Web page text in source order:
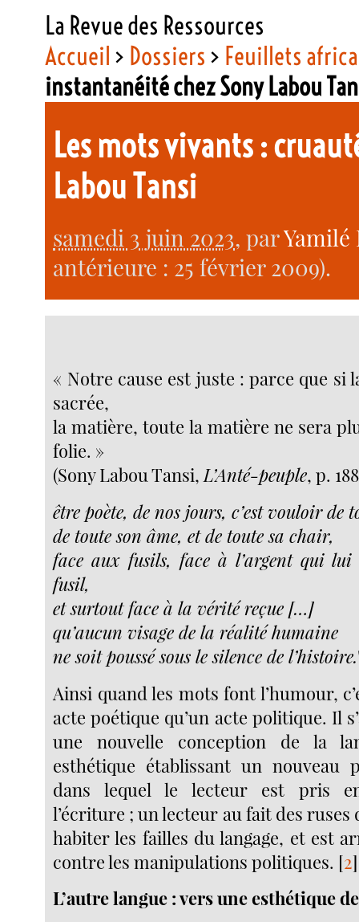
La Revue des Ressources
Accueil > Dossiers > Feuillets
instantanéité chez Sony Labou
Les mots vivants :
Labou Tansi
samedi 3 juin 2023, par
antérieure : 25 février 2009).
« Notre cause est juste : parce que si
sacrée,
la matière, toute la matière ne sera
folie. »
(Sony Labou Tansi,L’Anté-peuple, p.
être poète, de nos jours, c’est vouloir de
de toute son âme, et de toute sa chair,
face aux fusils, face à l’argent qui
fusil,
et surtout face à la vérité reçue […]
qu’aucun visage de la réalité humaine
ne soit poussé sous le silence de l’histoire.
Ainsi quand les mots font l’humour,
acte poétique qu’un acte politique. Il
une nouvelle conception de la
esthétique établissant un nouveau
dans lequel le lecteur est pris
l’écriture ; un lecteur au fait des ruses
habiter les failles du langage, et est
contre les manipulations politiques. [2]
L’autre langue : vers une esthétique